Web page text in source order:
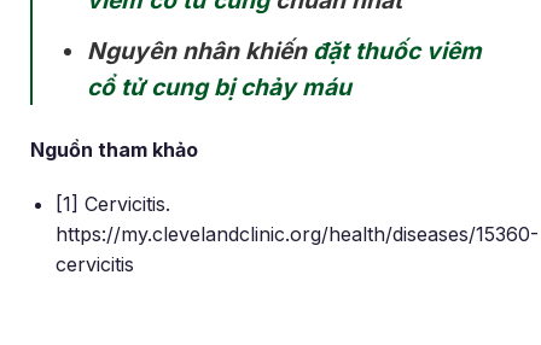
Nguyên nhân khiến đặt thuốc viêm
cổ tử cung bị chảy máu
Nguồn tham khảo
[1] Cervicitis.
https://my.clevelandclinic.org/health/diseases/15360-
cervicitis